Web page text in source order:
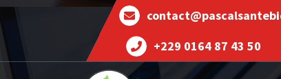
+229 0164 87 43 50